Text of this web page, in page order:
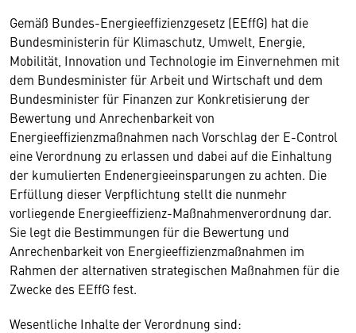
Gemäß Bundes-Energieeffizienzgesetz (EEffG) hat die
Bundesministerin für Klimaschutz, Umwelt, Energie,
Mobilität, Innovation und Technologie im Einvernehmen mit
dem Bundesminister für Arbeit und Wirtschaft und dem
Bundesminister für Finanzen zur Konkretisierung der
Bewertung und Anrechenbarkeit von
Energieeffizienzmaßnahmen nach Vorschlag der E-Control
eine Verordnung zu erlassen und dabei auf die Einhaltung
der kumulierten Endenergieeinsparungen zu achten. Die
Erfüllung dieser Verpflichtung stellt die nunmehr
vorliegende Energieeffizienz-Maßnahmenverordnung dar.
Sie legt die Bestimmungen für die Bewertung und
Anrechenbarkeit von Energieeffizienzmaßnahmen im
Rahmen der alternativen strategischen Maßnahmen für die
Zwecke des EEffG fest.
Wesentliche Inhalte der Verordnung sind: